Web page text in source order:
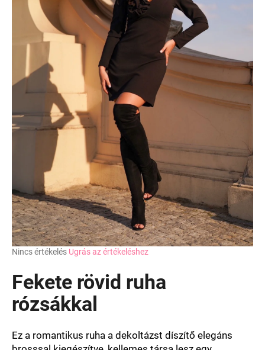
A
átlagos
értékelése
ből
csillag.
Nincs értékelés Ugrás az értékeléshez
Fekete rövid ruha
rózsákkal
Ez a romantikus ruha a dekoltázst díszítő elegáns